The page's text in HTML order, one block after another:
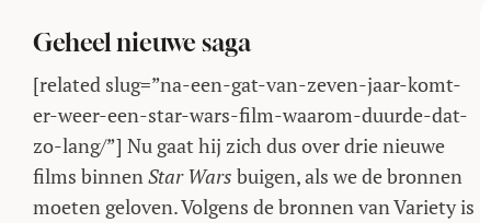
Geheel nieuwe saga
[related slug=”na-een-gat-van-zeven-jaar-komt-
er-weer-een-star-wars-film-waarom-duurde-dat-
zo-lang/”] Nu gaat hij zich dus over drie nieuwe
films binnenStar Wars buigen, als we de bronnen
moeten geloven. Volgens de bronnen van Variety is